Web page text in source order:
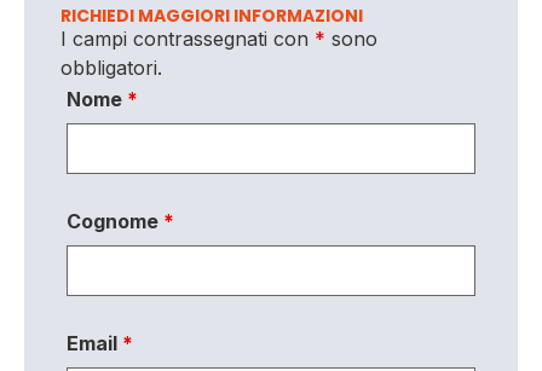
RICHIEDI MAGGIORI INFORMAZIONI
I campi contrassegnati con * sono
obbligatori.
Nome *
Cognome *
Email *